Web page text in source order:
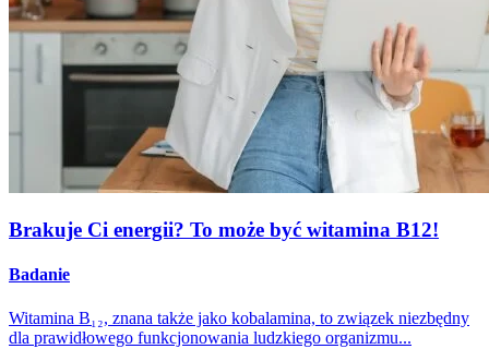
Brakuje Ci energii? To może być witamina B12!
Badanie
Witamina B₁₂, znana także jako kobalamina, to związek niezbędny
dla prawidłowego funkcjonowania ludzkiego organizmu...